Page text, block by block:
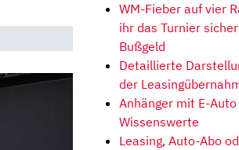
WM-Fieber auf vier
ihr das Turnier
Bußgeld
Detaillierte
der
Anhänger mit E-
Wissenswerte
Leasing, Auto-Abo